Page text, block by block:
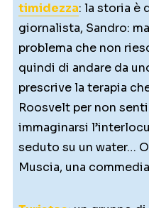
timidezza: la storia è
giornalista, Sandro:
problema che non
quindi di andare da
prescrive la terapia
Roosvelt per non
immaginarsi
seduto su un water…
Muscia, una